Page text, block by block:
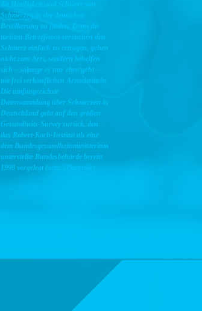
Schmerzen in der deutschen
Bevölkerung zu finden. Denn die
meisten Betroffenen versuchen den
Schmerz einfach zu ertragen, gehen
nicht zum Arzt, sondern behelfen
sich – solange es nur eben geht –
mit frei verkäuflichen Arzneimitteln.
Die umfangreichste
Datensammlung über Schmerzen in
Deutschland geht auf den großen
Gesundheits-Survey zurück, den
das Robert-Koch-Institut als eine
dem Bundesgesundheitsministerium
unterstellte Bundesbehörde bereits
1998 vorgelegt hatte. (Zitatende)